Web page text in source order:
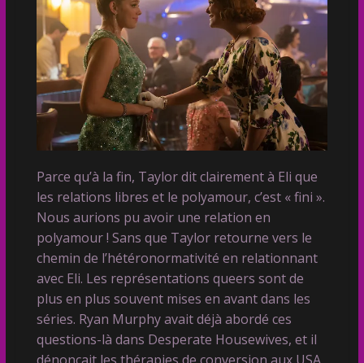
Parce qu’à la fin, Taylor dit clairement à Eli que
les relations libres et le polyamour, c’est « fini ».
Nous aurions pu avoir une relation en
polyamour ! Sans que Taylor retourne vers le
chemin de l’hétéronormativité en relationnant
avec Eli. Les représentations queers sont de
plus en plus souvent mises en avant dans les
séries. Ryan Murphy avait déjà abordé ces
questions-là dans Desperate Housewives, et il